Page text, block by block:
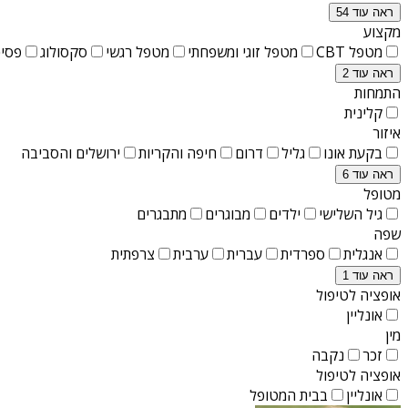
ראה עוד 54
מקצוע
מטפל CBT
מטפל זוגי ומשפחתי מטפל רגשי סקסולוג
ראה עוד 2
התמחות
קלינית
איזור
בקעת אונו
גליל דרום חיפה והקריות ירושלים והסביבה
ראה עוד 6
מטופל
גיל השלישי
ילדים מבוגרים
מתבגרים
שפה
אנגלית
ספרדית עברית ערבית צרפתית
ראה עוד 1
אופציה לטיפול
אונליין
מין
זכר
נקבה
אופציה לטיפול
אונליין
בבית המטופל